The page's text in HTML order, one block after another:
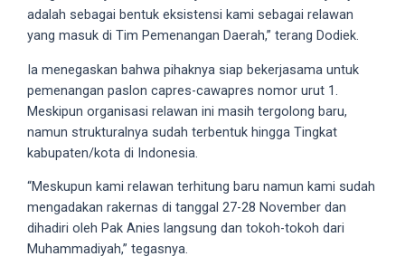
share
videos
other
websites.
you’ll
also
find
exclusive
adalah sebagai bentuk eksistensi kami sebagai relawan
yang masuk di Tim Pemenangan Daerah,” terang Dodiek.
Ia menegaskan bahwa pihaknya siap bekerjasama untuk
pemenangan paslon capres-cawapres nomor urut 1.
Meskipun organisasi relawan ini masih tergolong baru,
namun strukturalnya sudah terbentuk hingga Tingkat
kabupaten/kota di Indonesia.
“Meskupun kami relawan terhitung baru namun kami sudah
mengadakan rakernas di tanggal 27-28 November dan
dihadiri oleh Pak Anies langsung dan tokoh-tokoh dari
Muhammadiyah,” tegasnya.